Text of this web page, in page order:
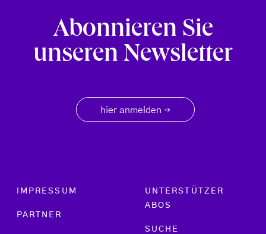
Abonnieren Sie
unseren Newsletter
hier anmelden →
Footer menu
IMPRESSUM
PARTNER
UNTERSTÜTZER
ABOS
SUCHE